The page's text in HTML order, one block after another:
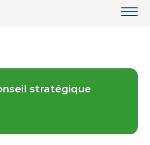
stratégique